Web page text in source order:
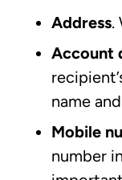
Address.
Account
name
Mobile
number